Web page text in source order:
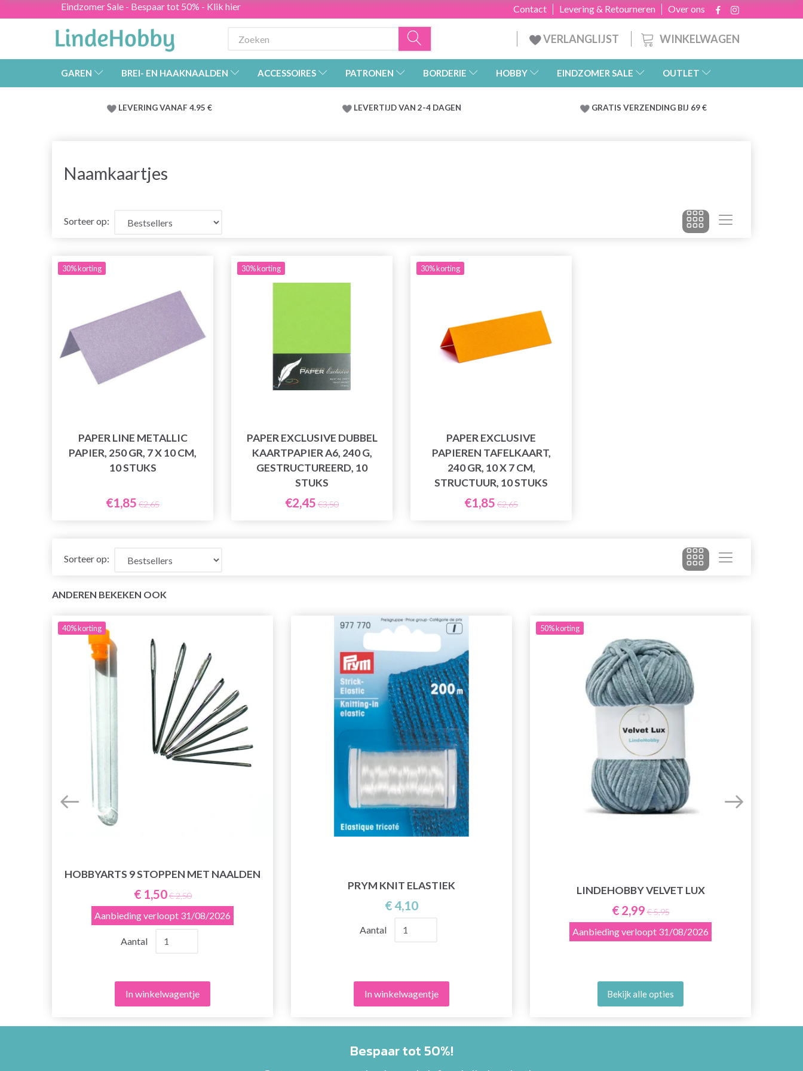
Eindzomer Sale - Bespaar tot 50% - Klik hier Over ons
Levering & Retourneren
Contact
WINKELWAGEN
VERLANGLIJST
GAREN BREI- EN HAAKNAALDEN ACCESSOIRES PATRONEN BORDERIE HOBBY EINDZOMER SALE OUTLET
LEVERING VANAF 4.95 € LEVERTIJD VAN 2-4 DAGEN GRATIS VERZENDING BIJ 69 €
Naamkaartjes
Sorteer op:
30% korting
PAPER LINE METALLIC
PAPIER, 250 GR, 7 X 10 CM,
10 STUKS
€1,85 €2,65
30% korting
PAPER EXCLUSIVE DUBBEL
KAARTPAPIER A6, 240 G,
GESTRUCTUREERD, 10
STUKS
€2,45 €3,50
30% korting
PAPER EXCLUSIVE
PAPIEREN TAFELKAART,
240 GR, 10 X 7 CM,
STRUCTUUR, 10 STUKS
€1,85 €2,65
Sorteer op:
ANDEREN BEKEKEN OOK
40%korting
HOBBYARTS 9 STOPPEN MET NAALDEN
€ 1,50€ 2,50
Aanbieding verloopt 31/08/2026
Aantal
In winkelwagentje
PRYM KNIT ELASTIEK
€ 4,10
Aantal
In winkelwagentje
50%korting
LINDEHOBBY VELVET LUX
€ 2,99 € 5,95
Aanbieding verloopt 31/08/2026
Bekijk alle opties
Bespaar tot 50%!